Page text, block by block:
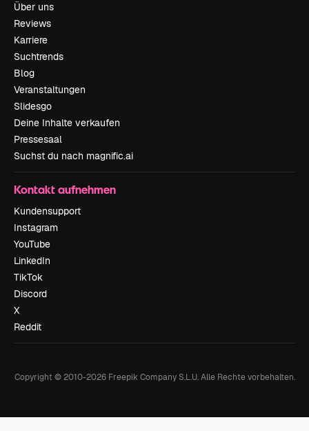
Über uns
Reviews
Karriere
Suchtrends
Blog
Veranstaltungen
Slidesgo
Deine Inhalte verkaufen
Pressesaal
Suchst du nach magnific.ai
Kontakt aufnehmen
Kundensupport
Instagram
YouTube
LinkedIn
TikTok
Discord
X
Reddit
Copyright © 2010-2026Freepik Company S.L.U. Alle Rechte vorbehalten.